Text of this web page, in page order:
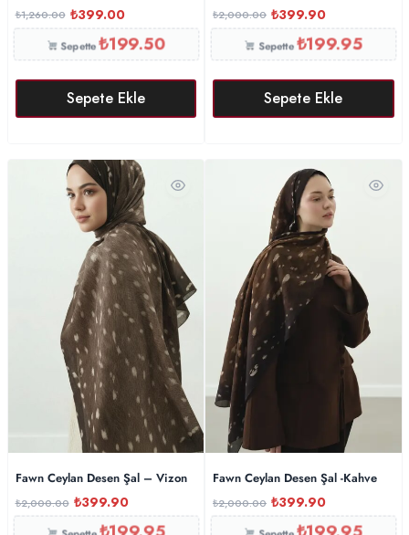
₺1,260.00 ₺399.00
Sepette₺199.50
Sepete Ekle
₺2,000.00 ₺399.90
Sepette₺199.95
Sepete Ekle
Fawn Ceylan Desen Şal – Vizon
₺2,000.00 ₺399.90
Fawn Ceylan Desen Şal -Kahve
₺2,000.00 ₺399.90